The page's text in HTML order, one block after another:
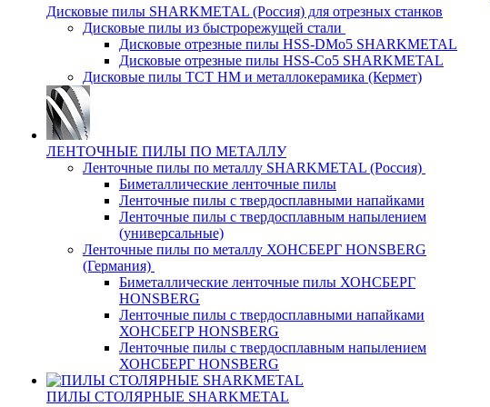
Дисковые пилы SHARKMETAL (Россия) для отрезных станков
Дисковые пилы из быстрорежущей стали
Дисковые отрезные пилы HSS-DMo5 SHARKMETAL
Дисковые отрезные пилы HSS-Co5 SHARKMETAL
Дисковые пилы ТСТ НМ и металлокерамика (Кермет)
ЛЕНТОЧНЫЕ ПИЛЫ ПО МЕТАЛЛУ
Ленточные пилы по металлу SHARKMETAL (Россия)
Биметаллические ленточные пилы
Ленточные пилы с твердосплавными напайками
Ленточные пилы с твердосплавным напылением
(универсальные)
Ленточные пилы по металлу ХОНСБЕРГ HONSBERG
(Германия)
Биметаллические ленточные пилы ХОНСБЕРГ
HONSBERG
Ленточные пилы с твердосплавными напайками
ХОНСБЕГР HONSBERG
Ленточные пилы с твердосплавным напылением
ХОНСБЕРГ HONSBERG
ПИЛЫ СТОЛЯРНЫЕ SHARKMETAL